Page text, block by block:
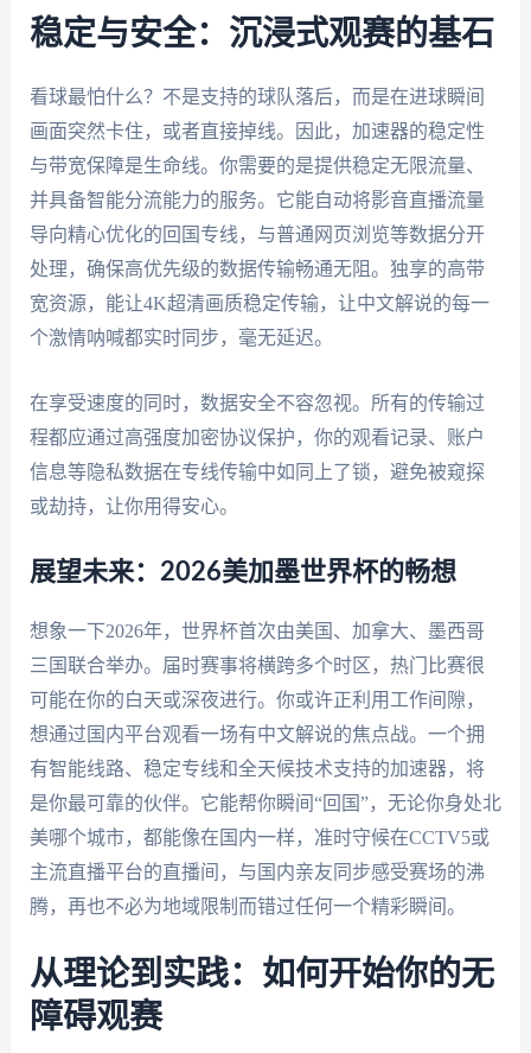
稳定与安全：沉浸式观赛的基石
看球最怕什么？不是支持的球队落后，而是在进球瞬间
画面突然卡住，或者直接掉线。因此，加速器的稳定性
与带宽保障是生命线。你需要的是提供稳定无限流量、
并具备智能分流能力的服务。它能自动将影音直播流量
导向精心优化的回国专线，与普通网页浏览等数据分开
处理，确保高优先级的数据传输畅通无阻。独享的高带
宽资源，能让4K超清画质稳定传输，让中文解说的每一
个激情呐喊都实时同步，毫无延迟。
在享受速度的同时，数据安全不容忽视。所有的传输过
程都应通过高强度加密协议保护，你的观看记录、账户
信息等隐私数据在专线传输中如同上了锁，避免被窥探
或劫持，让你用得安心。
展望未来：2026美加墨世界杯的畅想
想象一下2026年，世界杯首次由美国、加拿大、墨西哥
三国联合举办。届时赛事将横跨多个时区，热门比赛很
可能在你的白天或深夜进行。你或许正利用工作间隙，
想通过国内平台观看一场有中文解说的焦点战。一个拥
有智能线路、稳定专线和全天候技术支持的加速器，将
是你最可靠的伙伴。它能帮你瞬间“回国”，无论你身处北
美哪个城市，都能像在国内一样，准时守候在CCTV5或
主流直播平台的直播间，与国内亲友同步感受赛场的沸
腾，再也不必为地域限制而错过任何一个精彩瞬间。
从理论到实践：如何开始你的无
障碍观赛